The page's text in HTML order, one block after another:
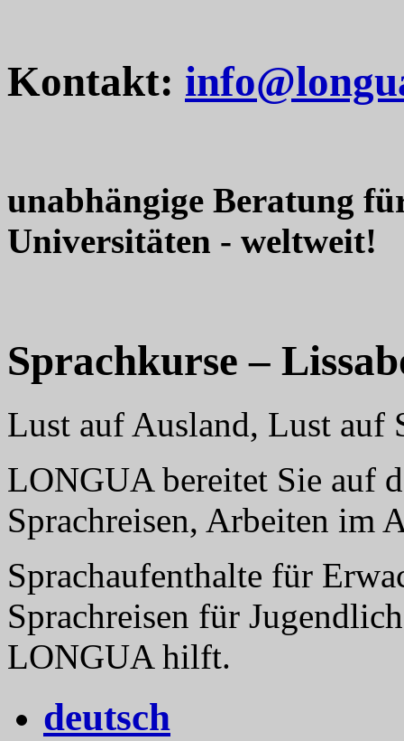
Kontakt:
unabhängige Beratung
Universitäten - weltweit!
Sprachkurse –
Lust auf Ausland, Lust auf
LONGUA bereitet Sie auf
Sprachreisen, Arbeiten im
Sprachaufenthalte für
Sprachreisen für
LONGUA hilft.
deutsch